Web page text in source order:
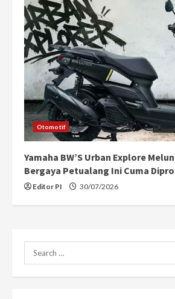
Otomotif
Yamaha BW’S Urban Explore
Bergaya Petualang Ini Cuma
Editor PI 30/07/2026
Search
for: